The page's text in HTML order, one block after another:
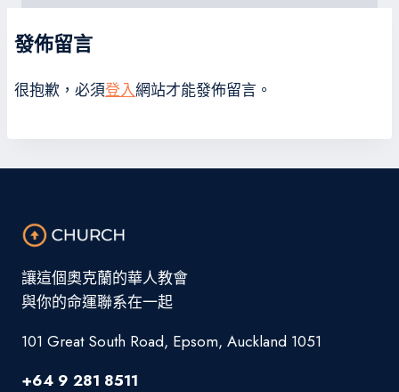
發佈留言
很抱歉，必須登入網站才能發佈留言。
讓這個奧克蘭的華人教會
與你的命運聯系在一起
101 Great South Road, Epsom, Auckland 1051
+64 9 281 8511